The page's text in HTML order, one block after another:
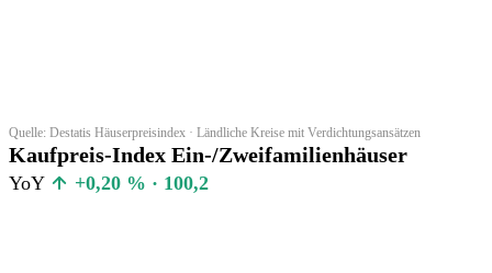
Quelle: Destatis Häuserpreisindex · Ländliche Kreise mit Verdichtungsansätzen
Kaufpreis-Index Ein-/Zweifamilienhäuser
YoY +0,20 % · 100,2